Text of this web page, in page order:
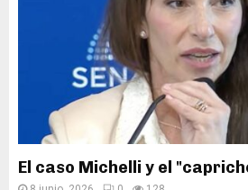
El caso Michelli y el